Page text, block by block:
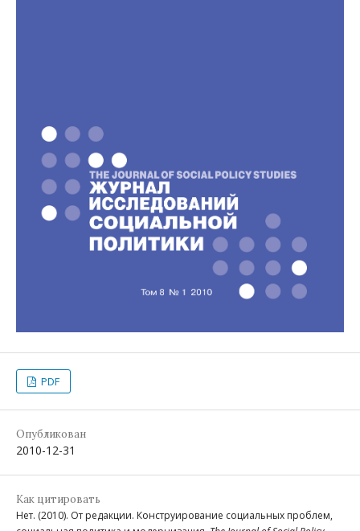
PDF
Опубликован
2010-12-31
Как цитировать
Нет. (2010). От редакции. Конструирование социальных проблем,